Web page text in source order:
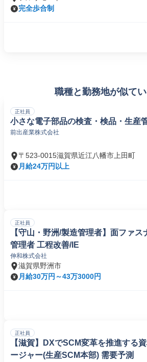
完全歩合制
職種と勤務地が似て
正社員
小さな電子部品の検査・検品・生産
前出産業株式会社
〒523-0015滋賀県近江八幡市上田町
月給24万円以上
正社員
【守山・野洲/製造管理者】面ファ
管理者 工程改善/IE
伸和株式会社
滋賀県野洲市
月給30万円～43万3000円
正社員
【滋賀】DXでSCM変革を推進する
ージャー(生産SCM本部) 需要予測